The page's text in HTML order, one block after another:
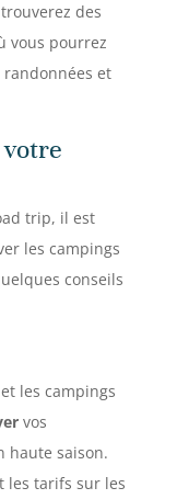
des
vous pourrez
et
trip, il est
les campings
conseils
les campings
vos
haute saison.
les tarifs sur les